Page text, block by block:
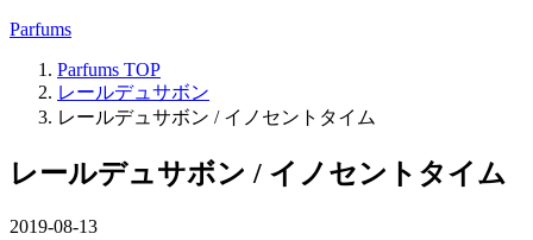
Parfums
Parfums TOP
レールデュサボン
レールデュサボン / イノセントタイム
レールデュサボン / イノセントタイム
2019-08-13